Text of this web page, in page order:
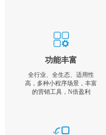
功能丰富
全行业、全生态、适用性
高，多种小程序场景，丰富
的营销工具，N倍盈利